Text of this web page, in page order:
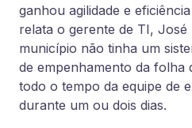
ganhou agilidade e
relata o gerente de TI,
município não tinha um
de empenhamento da folha
todo o tempo da equipe de
durante um ou dois dias.